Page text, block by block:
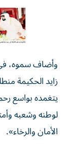
وأضاف سموه،
زايد الحكيمة
يتغمده بواسع
لوطنه وشعبه
الأمان والرخاء».